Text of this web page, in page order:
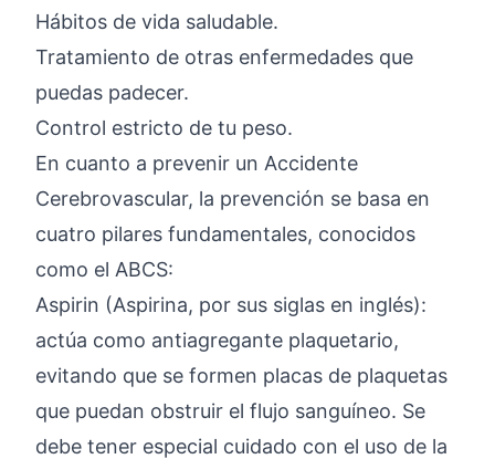
Hábitos de vida saludable.
Tratamiento de otras enfermedades que
puedas padecer.
Control estricto de tu peso.
En cuanto a prevenir un Accidente
Cerebrovascular, la prevención se basa en
cuatro pilares fundamentales, conocidos
como el ABCS:
Aspirin (Aspirina, por sus siglas en inglés):
actúa como antiagregante plaquetario,
evitando que se formen placas de plaquetas
que puedan obstruir el flujo sanguíneo. Se
debe tener especial cuidado con el uso de la